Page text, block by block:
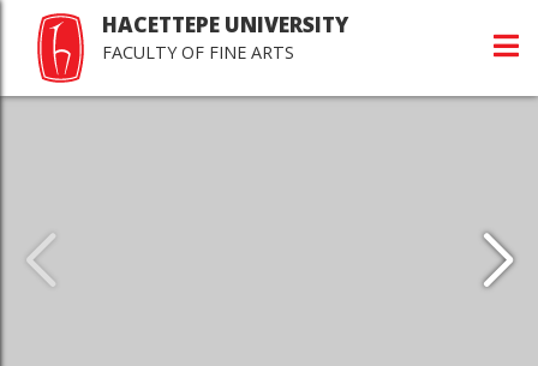
HACETTEPE UNIVERSITY
FACULTY OF FINE ARTS